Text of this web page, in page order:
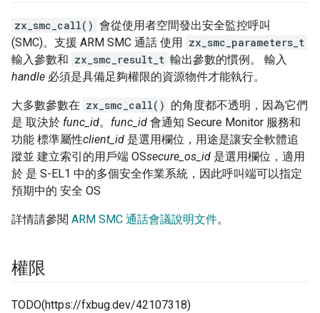
zx_smc_call() 會從使用者空間發出安全監控呼叫
(SMC)。支援 ARM SMC 通話 使用 zx_smc_parameters_t
輸入參數和 zx_smc_result_t 輸出參數的慣例。 輸入
handle 必須是具備足夠權限的資源物件才能執行。
大多數參數在 zx_smc_call() 的角度都不透明，因為它們
是 取決於 func_id。 func_id 會通知 Secure Monitor 服務和
功能 標準屬性client_id 是選用欄位，用途是讓安全軟體追
蹤並 建立索引的用戶端 OSsecure_os_id 是選用欄位，適用
於 是 S-EL1 中的多個安全作業系統，因此呼叫端可以指定
預期中的 安全 OS
詳情請參閱 ARM SMC 通話會議說明文件。
權限
TODO(https://fxbug.dev/42107318)